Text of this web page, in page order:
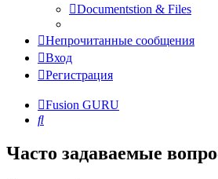
Documentstion & Files
Непрочитанные сообщения
Вход
Регистрация
Fusion GURU
Поиск
Часто задаваемые